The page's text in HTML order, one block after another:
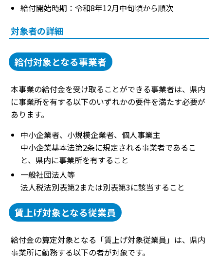
給付開始時期：令和8年12月中旬頃から順次
対象者の詳細
給付対象となる事業者
本事業の給付金を受け取ることができる事業者は、県内
に事業所を有する以下のいずれかの要件を満たす必要が
あります。
中小企業者、小規模企業者、個人事業主
中小企業基本法第2条に規定される事業者であるこ
と、県内に事業所を有すること
一般社団法人等
法人税法別表第2または別表第3に該当すること
賃上げ対象となる従業員
給付金の算定対象となる「賃上げ対象従業員」は、県内
事業所に勤務する以下の者が対象です。